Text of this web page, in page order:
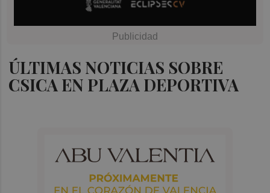
ÚLTIMAS NOTICIAS SOBRE
CSICA EN PLAZA DEPORTIVA